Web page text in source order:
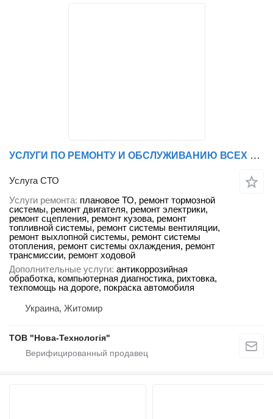
УСЛУГИ ПО РЕМОНТУ И ОБСЛУЖИВАНИЮ ВСЕХ ВИДОВ И БРЕНДОВ СПЕЦТЕХНИКИ ОТ КОМПАНИИ «НОВАЯ ТЕХНОЛОГИЯ»
Услуга СТО
Услуги ремонта плановое ТО, ремонт тормозной
системы, ремонт двигателя, ремонт электрики,
ремонт сцепления, ремонт кузова, ремонт
топливной системы, ремонт системы вентиляции,
ремонт выхлопной системы, ремонт системы
отопления, ремонт системы охлаждения, ремонт
трансмиссии, ремонт ходовой
Дополнительные услуги антикоррозийная
обработка, компьютерная диагностика, рихтовка,
техпомощь на дороге, покраска автомобиля
Украина, Житомир
ТОВ "Нова-Технологія"